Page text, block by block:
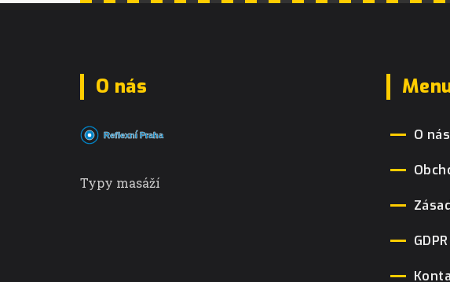
O nás
Typy masáží
O nás
GDPR